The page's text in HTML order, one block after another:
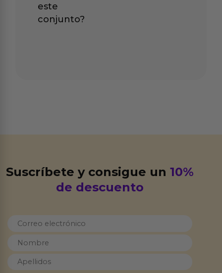
este
conjunto?
Suscríbete y consigue un10%
de descuento